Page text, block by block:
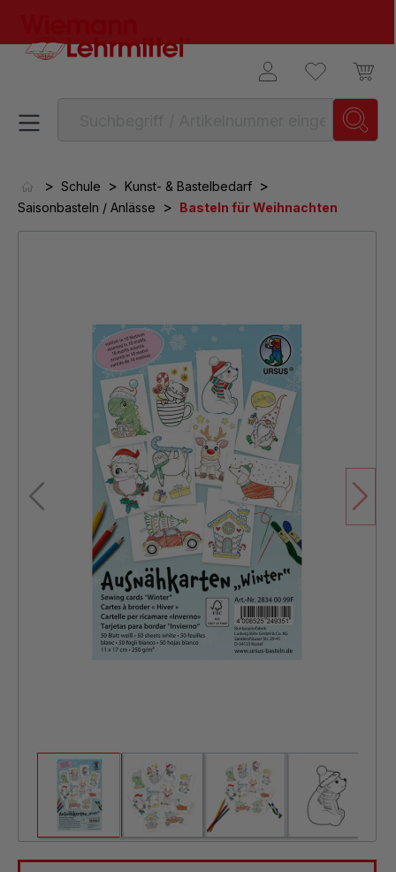
> Schule > Kunst- & Bastelbedarf >
Saisonbasteln / Anlässe > Basteln für Weihnachten